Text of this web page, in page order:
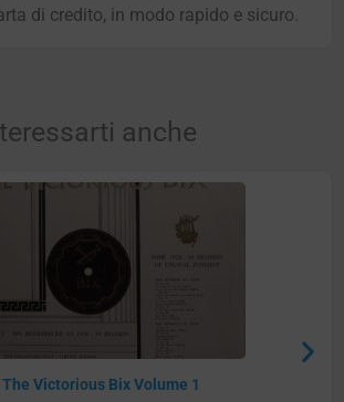
di credito, in modo rapido e sicuro.
anche
Victorious Bix Volume 1